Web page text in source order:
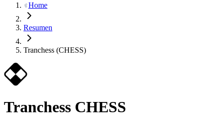
Home
Resumen
Tranchess (CHESS)
Tranchess CHESS